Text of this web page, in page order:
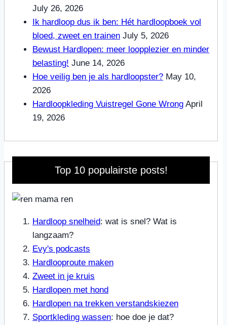
July 26, 2026
Ik hardloop dus ik ben: Hét hardloopboek vol
bloed, zweet en trainen July 5, 2026
Bewust Hardlopen: meer loopplezier en minder
belasting! June 14, 2026
Hoe veilig ben je als hardloopster? May 10,
2026
Hardloopkleding Vuistregel Gone Wrong April
19, 2026
Top 10 populairste posts!
Hardloop snelheid: wat is snel? Wat is
langzaam?
Evy's podcasts
Hardlooproute maken
Zweet in je kruis
Hardlopen met hond
Hardlopen na trekken verstandskiezen
Sportkleding wassen: hoe doe je dat?